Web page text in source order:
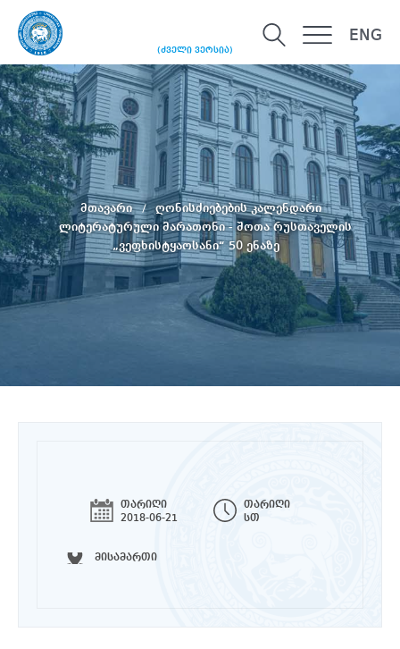
(ძველი ვერსია)
ENG
მთავარი
ღონისძიებების კალენდარი
ლიტერატურული მარათონი - შოთა რუსთაველის
„ვეფხისტყაოსანი“ 50 ენაზე
თარიღი
2018-06-21
თარიღი
სთ
მისამართი